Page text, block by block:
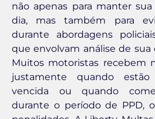
não apenas para manter
dia, mas também para
durante abordagens
que envolvam análise de sua
Muitos motoristas recebem
justamente quando
vencida ou quando
durante o período de PPD,